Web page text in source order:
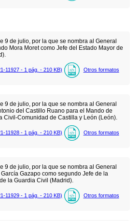
9 de julio, por la que se nombra al General
Mora Moret como Jefe del Estado Mayor de
11927 - 1 pág. - 210 KB) Otros formatos
9 de julio, por la que se nombra al General
del Castillo Ruano para el Mando de
Civil-Comunidad de Castilla y León (León).
11928 - 1 pág. - 210 KB) Otros formatos
9 de julio, por la que se nombra al General
Gazapo como segundo Jefe de la
la Guardia Civil (Madrid).
11929 - 1 pág. - 210 KB) Otros formatos